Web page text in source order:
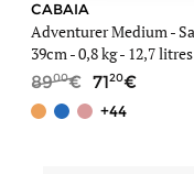
CABAIA
39cm -0,8 kg- 12,7 litres
8900 7120
+44